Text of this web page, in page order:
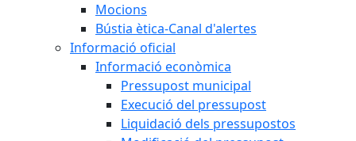
Mocions
Bústia ètica-Canal d'alertes
Informació oficial
Informació econòmica
Pressupost municipal
Execució del pressupost
Liquidació dels pressupostos